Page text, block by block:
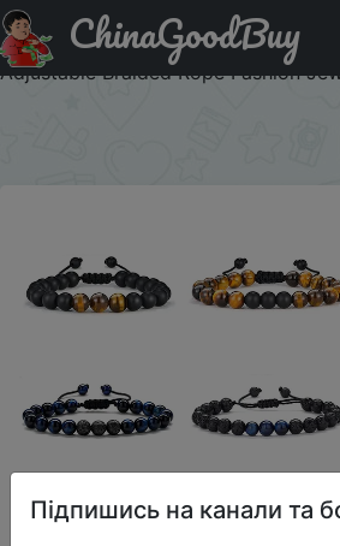
Придбати по акціи 8mm Frosting
Natural Stone Round Bead Bracelets
Adjustable Braided Rope Fashion
ChinaGoodBuy
Підпишись на канали та